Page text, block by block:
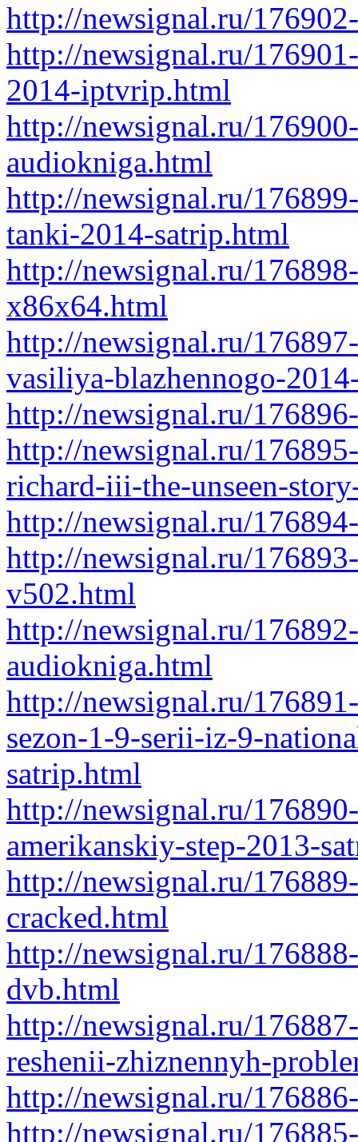
http://newsignal.ru/
http://newsignal.ru/
2014-iptvrip.html
http://newsignal.ru/
audiokniga.html
http://newsignal.ru/
tanki-2014-satrip.html
http://newsignal.ru/
x86x64.html
http://newsignal.ru/
vasiliya-blazhennogo-
http://newsignal.ru/
http://newsignal.ru/
richard-iii-the-unseen-
http://newsignal.ru/
http://newsignal.ru/
v502.html
http://newsignal.ru/
audiokniga.html
http://newsignal.ru/
sezon-1-9-serii-iz-9-
satrip.html
http://newsignal.ru/
amerikanskiy-step-2013-
http://newsignal.ru/
cracked.html
http://newsignal.ru/
dvb.html
http://newsignal.ru/
reshenii-zhiznennyh-
http://newsignal.ru/
http://newsignal.ru/